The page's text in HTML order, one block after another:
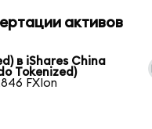
активов
в iShares China
Tokenized)
FXIon